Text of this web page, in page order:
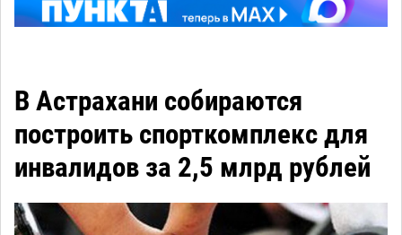
В Астрахани собираются
построить спорткомплекс для
инвалидов за 2,5 млрд рублей